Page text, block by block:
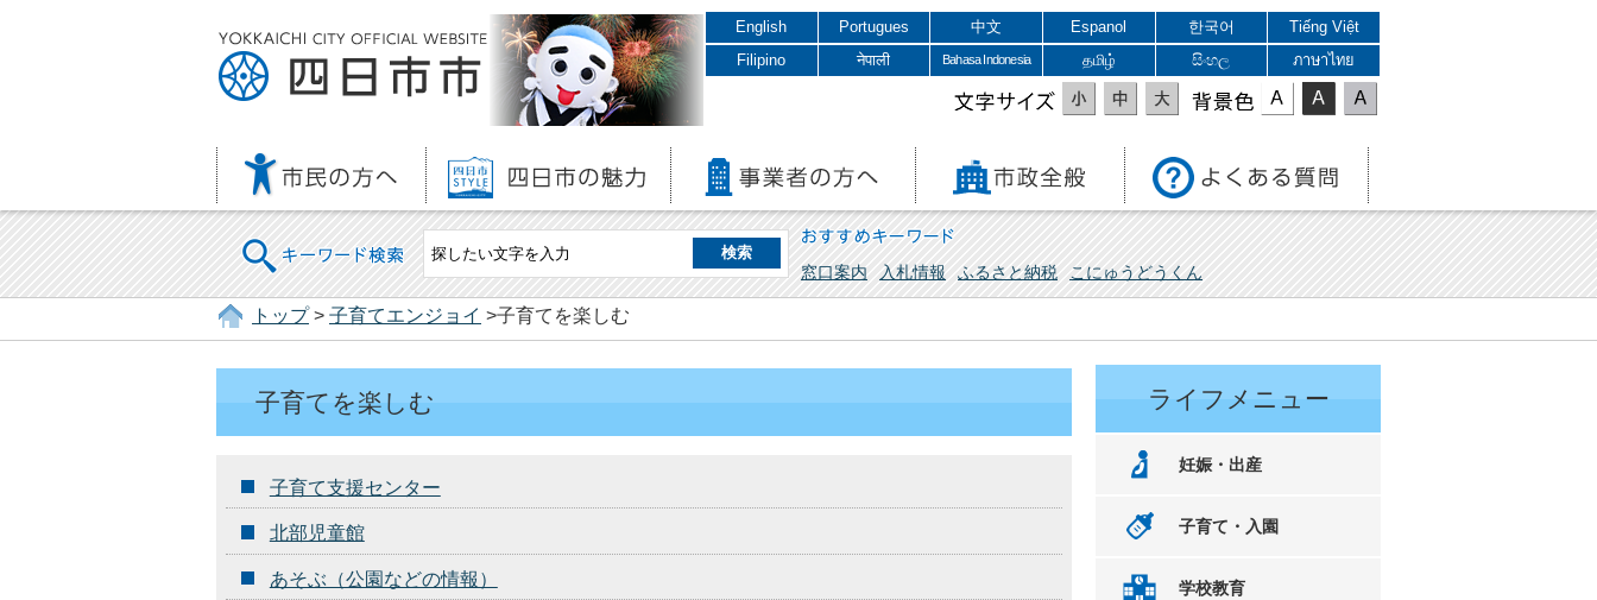
English Portugues 中文 Espanol 한국어
Tiếng Việt
Filipino
नेपाली Bahasa Indonesia தமிழ் සිංහල ภาษาไทย
文字サイズ 表示色
キーワード検索 おすすめキーワード
窓口案内 入札情報 ふるさと納税 こにゅうどうくん
トップ> 子育てエンジョイ >子育てを楽しむ
子育てを楽しむ
子育て支援センター
北部児童館
あそぶ（公園などの情報）
ライフメニュー
妊娠・出産
子育て・入園
学校教育